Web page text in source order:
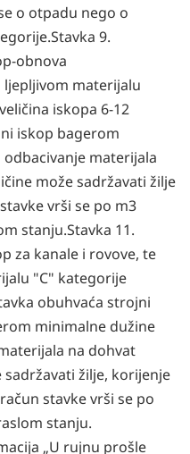
o otpadu nego o
9.
obnova
materijalu
iskopa 6-12
iskop bagerom
materijala
može sadržavati žilje
vrši se po m3
stanju.Stavka 11.
za kanale i rovove, te
"C" kategorije
obuhvaća strojni
minimalne dužine
na dohvat
sadržavati žilje, korijenje
stavke vrši se po
stanju.
„U rujnu prošle